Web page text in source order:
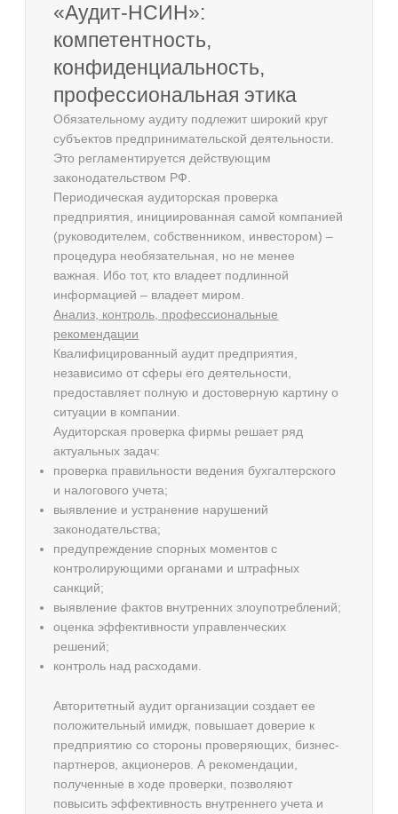
«Аудит-НСИН»:
компетентность,
конфиденциальность,
профессиональная этика
Обязательному аудиту подлежит широкий круг
субъектов предпринимательской деятельности.
Это регламентируется действующим
законодательством РФ.
Периодическая аудиторская проверка
предприятия, инициированная самой компанией
(руководителем, собственником, инвестором) –
процедура необязательная, но не менее
важная. Ибо тот, кто владеет подлинной
информацией – владеет миром.
Анализ, контроль, профессиональные
рекомендации
Квалифицированный аудит предприятия,
независимо от сферы его деятельности,
предоставляет полную и достоверную картину о
ситуации в компании.
Аудиторская проверка фирмы решает ряд
актуальных задач:
проверка правильности ведения бухгалтерского
и налогового учета;
выявление и устранение нарушений
законодательства;
предупреждение спорных моментов с
контролирующими органами и штрафных
санкций;
выявление фактов внутренних злоупотреблений;
оценка эффективности управленческих
решений;
контроль над расходами.
Авторитетный аудит организации создает ее
положительный имидж, повышает доверие к
предприятию со стороны проверяющих, бизнес-
партнеров, акционеров. А рекомендации,
полученные в ходе проверки, позволяют
повысить эффективность внутреннего учета и